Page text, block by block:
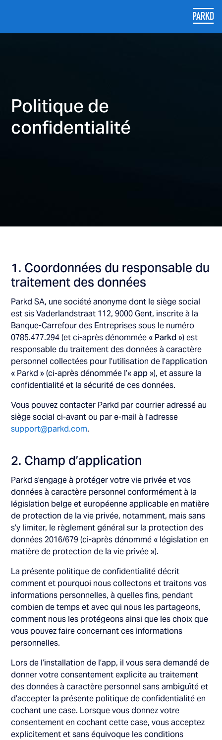
Politique de
confidentialité
1. Coordonnées du responsable du
traitement des données
Parkd SA, une société anonyme dont le siège social
est sis Vaderlandstraat 112, 9000 Gent, inscrite à la
Banque-Carrefour des Entreprises sous le numéro
0785.477.294 (et ci-après dénommée « Parkd») est
responsable du traitement des données à caractère
personnel collectées pour l’utilisation de l’application
« Parkd » (ci-après dénommée l’«app»), et assure la
confidentialité et la sécurité de ces données.
Vous pouvez contacter Parkd par courrier adressé au
siège social ci-avant ou par e-mail à l’adresse
support@parkd.com.
2. Champ d’application
Parkd s’engage à protéger votre vie privée et vos
données à caractère personnel conformément à la
législation belge et européenne applicable en matière
de protection de la vie privée, notamment, mais sans
s’y limiter, le règlement général sur la protection des
données 2016/679 (ci-après dénommé « législation en
matière de protection de la vie privée »).
La présente politique de confidentialité décrit
comment et pourquoi nous collectons et traitons vos
informations personnelles, à quelles fins, pendant
combien de temps et avec qui nous les partageons,
comment nous les protégeons ainsi que les choix que
vous pouvez faire concernant ces informations
personnelles.
Lors de l’installation de l’app, il vous sera demandé de
donner votre consentement explicite au traitement
des données à caractère personnel sans ambiguïté et
d’accepter la présente politique de confidentialité en
cochant une case. Lorsque vous donnez votre
consentement en cochant cette case, vous acceptez
explicitement et sans équivoque les conditions